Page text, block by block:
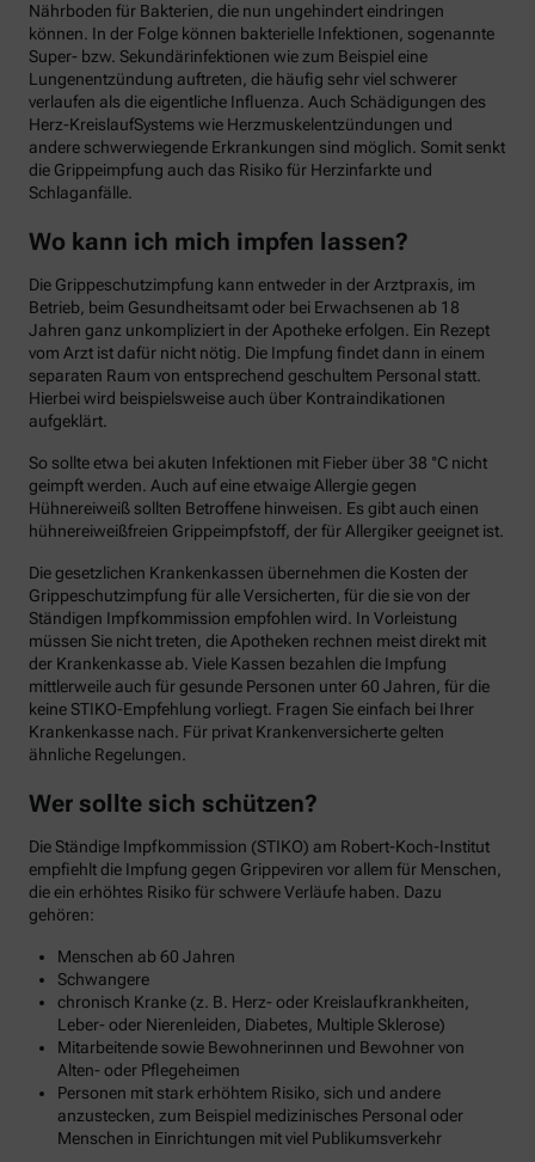
Nährboden für Bakterien, die nun ungehindert eindringen
können. In der Folge können bakterielle Infektionen, sogenannte
Super- bzw. Sekundärinfektionen wie zum Beispiel eine
Lungenentzündung auftreten, die häufig sehr viel schwerer
verlaufen als die eigentliche Influenza. Auch Schädigungen des
Herz-KreislaufSystems wie Herzmuskelentzündungen und
andere schwerwiegende Erkrankungen sind möglich. Somit senkt
die Grippeimpfung auch das Risiko für Herzinfarkte und
Schlaganfälle.
Wo kann ich mich impfen lassen?
Die Grippeschutzimpfung kann entweder in der Arztpraxis, im
Betrieb, beim Gesundheitsamt oder bei Erwachsenen ab 18
Jahren ganz unkompliziert in der Apotheke erfolgen. Ein Rezept
vom Arzt ist dafür nicht nötig. Die Impfung findet dann in einem
separaten Raum von entsprechend geschultem Personal statt.
Hierbei wird beispielsweise auch über Kontraindikationen
aufgeklärt.
So sollte etwa bei akuten Infektionen mit Fieber über 38 °C nicht
geimpft werden. Auch auf eine etwaige Allergie gegen
Hühnereiweiß sollten Betroffene hinweisen. Es gibt auch einen
hühnereiweißfreien Grippeimpfstoff, der für Allergiker geeignet ist.
Die gesetzlichen Krankenkassen übernehmen die Kosten der
Grippeschutzimpfung für alle Versicherten, für die sie von der
Ständigen Impfkommission empfohlen wird. In Vorleistung
müssen Sie nicht treten, die Apotheken rechnen meist direkt mit
der Krankenkasse ab. Viele Kassen bezahlen die Impfung
mittlerweile auch für gesunde Personen unter 60 Jahren, für die
keine STIKO-Empfehlung vorliegt. Fragen Sie einfach bei Ihrer
Krankenkasse nach. Für privat Krankenversicherte gelten
ähnliche Regelungen.
Wer sollte sich schützen?
Die Ständige Impfkommission (STIKO) am Robert-Koch-Institut
empfiehlt die Impfung gegen Grippeviren vor allem für Menschen,
die ein erhöhtes Risiko für schwere Verläufe haben. Dazu
gehören:
Menschen ab 60 Jahren
Schwangere
chronisch Kranke (z. B. Herz- oder Kreislaufkrankheiten,
Leber- oder Nierenleiden, Diabetes, Multiple Sklerose)
Mitarbeitende sowie Bewohnerinnen und Bewohner von
Alten- oder Pflegeheimen
Personen mit stark erhöhtem Risiko, sich und andere
anzustecken, zum Beispiel medizinisches Personal oder
Menschen in Einrichtungen mit viel Publikumsverkehr